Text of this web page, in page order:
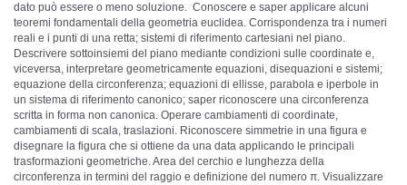
dato può essere o meno soluzione. Conoscere e saper applicare alcuni
teoremi fondamentali della geometria euclidea. Corrispondenza tra i numeri
reali e i punti di una retta; sistemi di riferimento cartesiani nel piano.
Descrivere sottoinsiemi del piano mediante condizioni sulle coordinate e,
viceversa, interpretare geometricamente equazioni, disequazioni e sistemi;
equazione della circonferenza; equazioni di ellisse, parabola e iperbole in
un sistema di riferimento canonico; saper riconoscere una circonferenza
scritta in forma non canonica. Operare cambiamenti di coordinate,
cambiamenti di scala, traslazioni. Riconoscere simmetrie in una figura e
disegnare la figura che si ottiene da una data applicando le principali
trasformazioni geometriche. Area del cerchio e lunghezza della
circonferenza in termini del raggio e definizione del numero π. Visualizzare